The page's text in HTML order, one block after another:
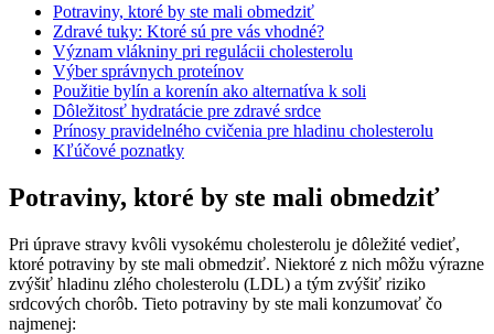
Potraviny, ktoré by ste mali obmedziť
Zdravé tuky: Ktoré sú pre vás vhodné?
Význam vlákniny pri regulácii cholesterolu
Výber správnych proteínov
Použitie bylín a korenín ako alternatíva k soli
Dôležitosť hydratácie pre zdravé srdce
Prínosy pravidelného cvičenia pre hladinu cholesterolu
Kľúčové poznatky
Potraviny, ktoré by ste mali obmedziť
Pri úprave stravy kvôli vysokému cholesterolu je dôležité vedieť,
ktoré potraviny by ste mali obmedziť. Niektoré z nich môžu výrazne
zvýšiť hladinu zlého cholesterolu (LDL) a tým zvýšiť riziko
srdcových chorôb. Tieto potraviny by ste mali konzumovať čo
najmenej: